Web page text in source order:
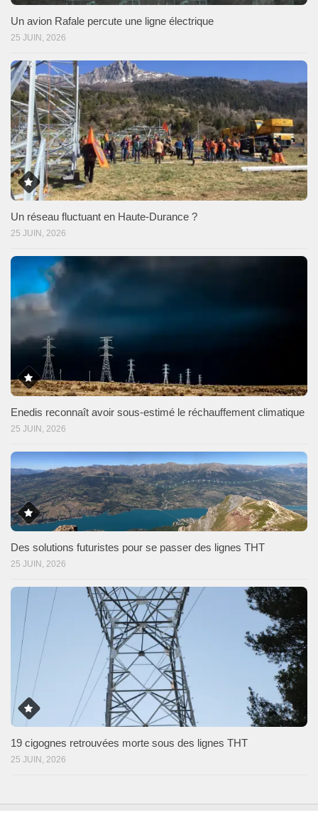
Un avion Rafale percute une ligne électrique
25 JUIN, 2026
Un réseau fluctuant en Haute-Durance ?
25 JUIN, 2026
Enedis reconnaît avoir sous-estimé le réchauffement climatique
25 JUIN, 2026
Des solutions futuristes pour se passer des lignes THT
25 JUIN, 2026
19 cigognes retrouvées morte sous des lignes THT
25 JUIN, 2026